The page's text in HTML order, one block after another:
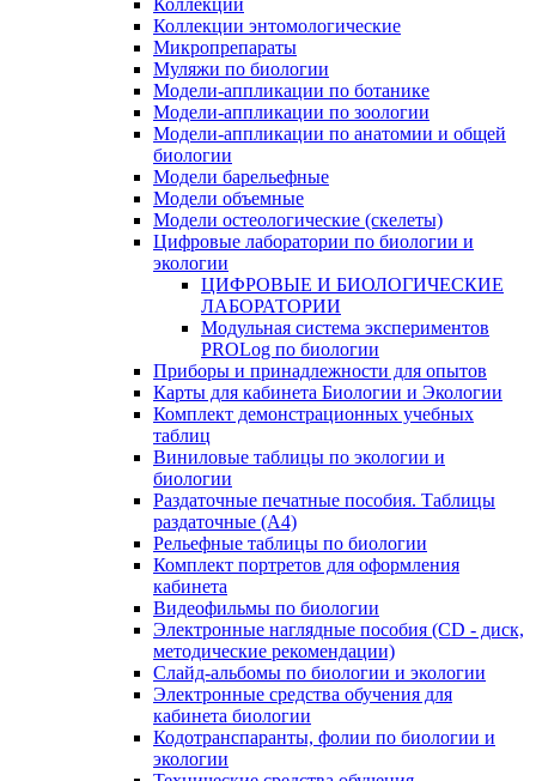
Коллекции
Коллекции энтомологические
Микропрепараты
Муляжи по биологии
Модели-аппликации по ботанике
Модели-аппликации по зоологии
Модели-аппликации по анатомии и общей
биологии
Модели барельефные
Модели объемные
Модели остеологические (скелеты)
Цифровые лаборатории по биологии и
экологии
ЦИФРОВЫЕ И БИОЛОГИЧЕСКИЕ
ЛАБОРАТОРИИ
Модульная система экспериментов
PROLog по биологии
Приборы и принадлежности для опытов
Карты для кабинета Биологии и Экологии
Комплект демонстрационных учебных
таблиц
Виниловые таблицы по экологии и
биологии
Раздаточные печатные пособия. Таблицы
раздаточные (А4)
Рельефные таблицы по биологии
Комплект портретов для оформления
кабинета
Видеофильмы по биологии
Электронные наглядные пособия (CD - диск,
методические рекомендации)
Слайд-альбомы по биологии и экологии
Электронные средства обучения для
кабинета биологии
Кодотранспаранты, фолии по биологии и
экологии